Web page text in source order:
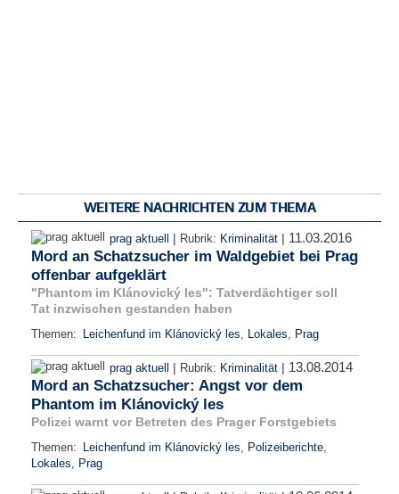
WEITERE NACHRICHTEN ZUM THEMA
prag aktuell | Rubrik: Kriminalität | 11.03.2016
Mord an Schatzsucher im Waldgebiet bei Prag
offenbar aufgeklärt
"Phantom im Klánovický les": Tatverdächtiger soll
Tat inzwischen gestanden haben
Themen: Leichenfund im Klánovický les, Lokales, Prag
prag aktuell | Rubrik: Kriminalität | 13.08.2014
Mord an Schatzsucher: Angst vor dem
Phantom im Klánovický les
Polizei warnt vor Betreten des Prager Forstgebiets
Themen: Leichenfund im Klánovický les, Polizeiberichte,
Lokales, Prag